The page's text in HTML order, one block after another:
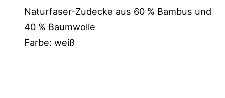
Naturfaser-Zudecke aus 60 % Bambus und
40 % Baumwolle
Farbe: weiß